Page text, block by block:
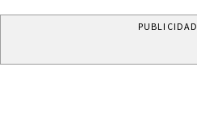
PUBLICIDAD